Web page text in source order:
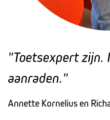
"Toetsexpert zijn.
aanraden."
Annette Kornelius en